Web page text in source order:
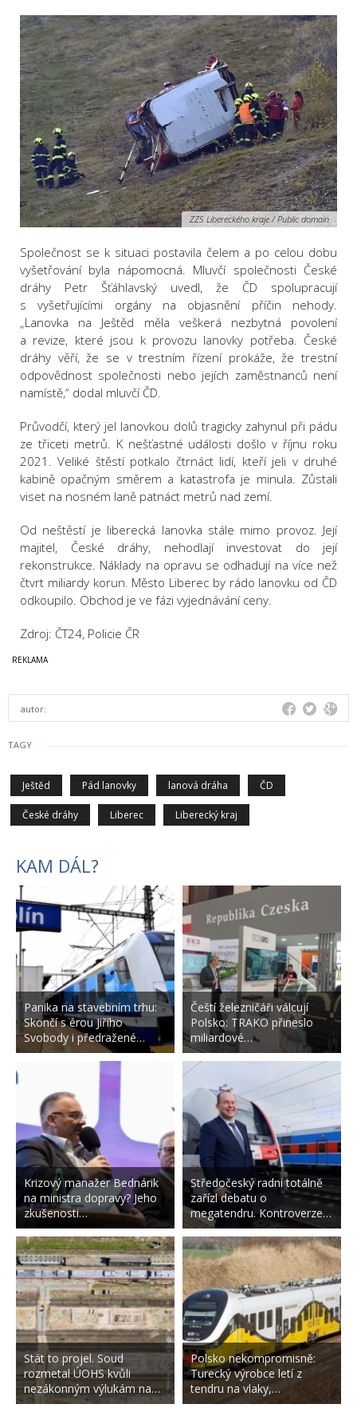
ZZS Libereckého kraje / Public domain
Společnost se k situaci postavila čelem a po celou dobu
vyšetřování byla nápomocná. Mluvčí společnosti České
dráhy Petr Šťáhlavský uvedl, že ČD spolupracují
s vyšetřujícími orgány na objasnění příčin nehody.
„Lanovka na Ještěd měla veškerá nezbytná povolení
a revize, které jsou k provozu lanovky potřeba. České
dráhy věří, že se v trestním řízení prokáže, že trestní
odpovědnost společnosti nebo jejích zaměstnanců není
namístě,“ dodal mluvčí ČD.
Průvodčí, který jel lanovkou dolů tragicky zahynul při pádu
ze třiceti metrů. K nešťastné události došlo v říjnu roku
2021. Veliké štěstí potkalo čtrnáct lidí, kteří jeli v druhé
kabině opačným směrem a katastrofa je minula. Zůstali
viset na nosném laně patnáct metrů nad zemí.
Od neštěstí je liberecká lanovka stále mimo provoz. Její
majitel, České dráhy, nehodlají investovat do její
rekonstrukce. Náklady na opravu se odhadují na více než
čtvrt miliardy korun. Město Liberec by rádo lanovku od ČD
odkoupilo. Obchod je ve fázi vyjednávání ceny.
Zdroj: ČT24, Policie ČR
autor:
TAGY
Ještěd Pád lanovky lanová dráha ČD
České dráhy Liberec Liberecký kraj
KAM DÁL?
Panika na stavebním trhu:
Skončí s érou Jiřího
Svobody i předražené…
Krizový manažer Bednárik
na ministra dopravy? Jeho
zkušenosti…
Stát to projel. Soud
rozmetal ÚOHS kvůli
nezákonným výlukám na…
Čeští železničáři válcují
Polsko: TRAKO přineslo
miliardové…
Středočeský radní totálně
zařízl debatu o
megatendru. Kontroverze…
Polsko nekompromisně:
Turecký výrobce letí z
tendru na vlaky,…